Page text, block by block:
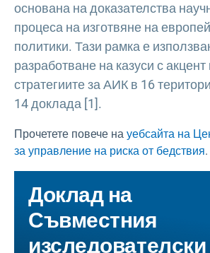
основана на доказателства
процеса на изготвяне на
политики. Тази рамка е
разработване на казуси с акцент
стратегиите за АИК в 16
14 доклада [1].
Прочетете повече на уебсайта на
за управление на риска от бедствия.
Доклад на
Съвместния
изследователски